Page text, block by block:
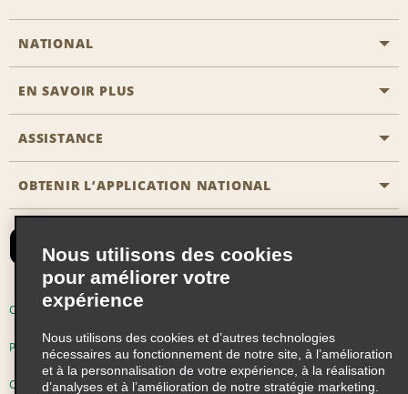
NATIONAL
Passer une réservation
Solutions pour les professionnels
EN SAVOIR PLUS
Carrière
ASSISTANCE
Accessibilité
Nous contacter
Recevoir des offres par email
OBTENIR L’APPLICATION NATIONAL
Conditions d’utilisation
Politique d’utilisation des cookies
Choix de confidentialité
Nous utilisons des cookies
pour améliorer votre
expérience
Nous utilisons des cookies et d’autres technologies
nécessaires au fonctionnement de notre site, à l’amélioration
et à la personnalisation de votre expérience, à la réalisation
d’analyses et à l’amélioration de notre stratégie marketing.